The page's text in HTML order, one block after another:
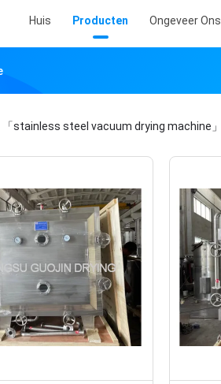
Huis Producten Ongeveer Ons
「stainless steel vacuum drying machine」